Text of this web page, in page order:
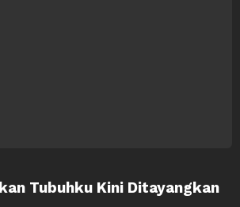
Tubuhku Kini Ditayangkan